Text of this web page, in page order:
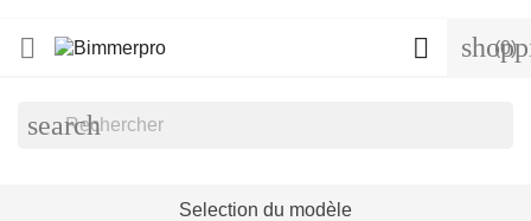
 (0)

search
Selection du modèle